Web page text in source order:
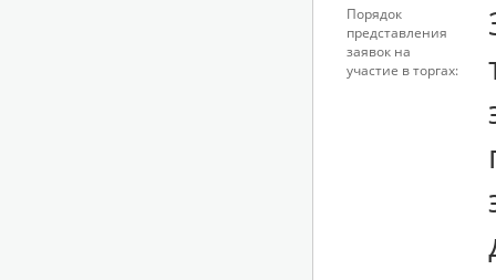
Порядок
представления
заявок на
участие в торгах: